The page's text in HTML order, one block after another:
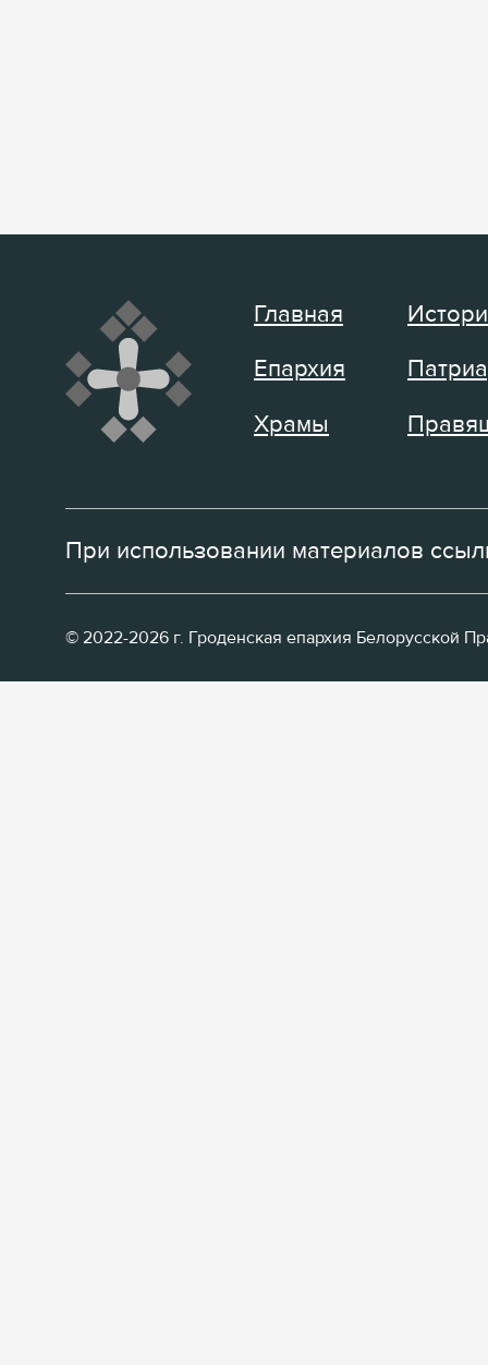
Главная
Епархия
Храмы
При использовании материалов
© 2022-2026 г. Гроденская епархия Белорусской